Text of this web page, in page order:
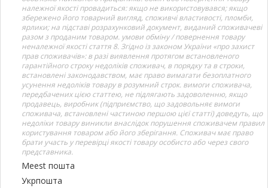
належної якості провадиться: якщо не використовувався; якщо
збережено його товарний вигляд, споживчі властивості, пломби,
ярлики; на підставі розрахунковий документ, виданий споживачеві
разом з проданим товаром. умови обміну / повернення товару
неналежної якості стаття 8. Згідно із законом України «про захист
прав споживачів»: в разі виявлення протягом встановленого
гарантійного строку недоліків споживач, в порядку та в строки,
встановлені законодавством, має право вимагати безоплатного
усунення недоліків товару в розумний строк. вимоги споживача,
передбачених цією статтею, не підлягають задоволенню, якщо
продавець, виробник (підприємство, що задовольняє вимоги
споживача, встановлені частиною першою цієї статті) доведуть, що
недоліки товару виникли внаслідок порушення споживачем правил
користування товаром або його зберігання. Споживач має право
брати участь у перевірці якості товару особисто або через свого
представника.
Meest пошта
Укрпошта